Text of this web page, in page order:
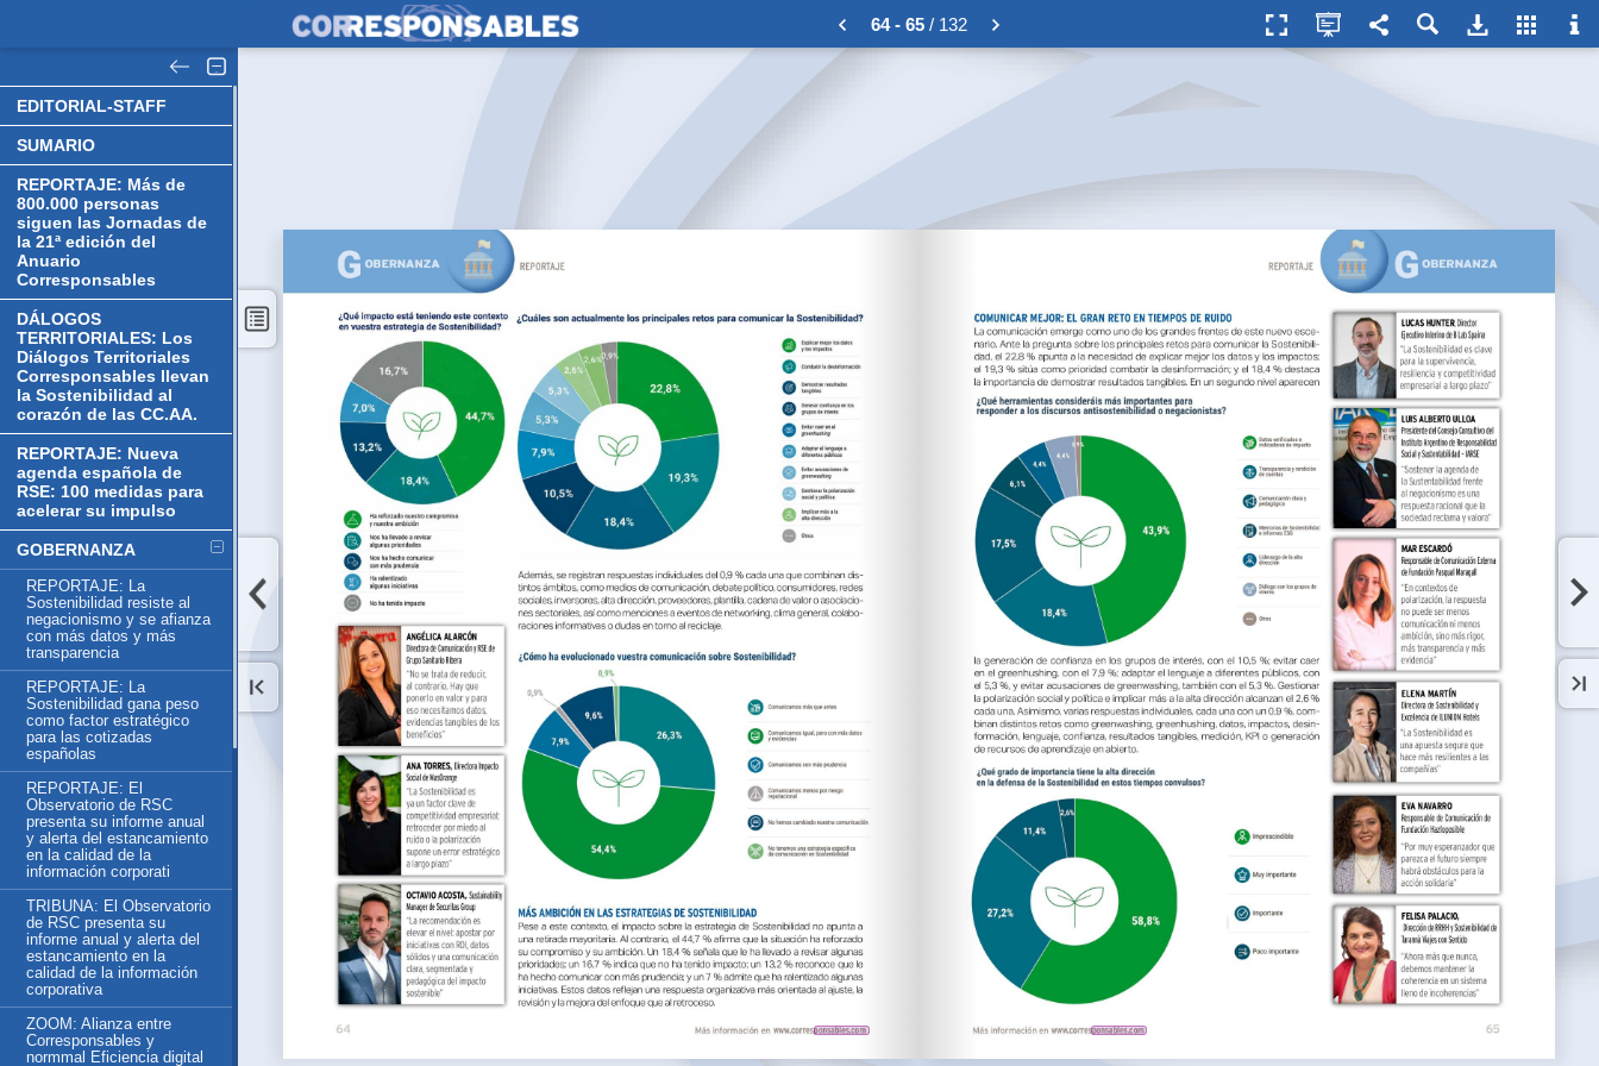
64 - 65/ 132
EDITORIAL-STAFF
SUMARIO
REPORTAJE: Más de
800.000 personas
siguen las Jornadas de
la 21ª edición del
Anuario
Corresponsables
DÁLOGOS
TERRITORIALES: Los
Diálogos Territoriales
Corresponsables llevan
la Sostenibilidad al
corazón de las CC.AA.
REPORTAJE: Nueva
agenda española de
RSE: 100 medidas para
acelerar su impulso
GOBERNANZA
REPORTAJE: La
Sostenibilidad resiste al
negacionismo y se afianza
con más datos y más
transparencia
REPORTAJE: La
Sostenibilidad gana peso
como factor estratégico
para las cotizadas
españolas
REPORTAJE: El
Observatorio de RSC
presenta su informe anual
y alerta del estancamiento
en la calidad de la
información corporati
TRIBUNA: El Observatorio
de RSC presenta su
informe anual y alerta del
estancamiento en la
calidad de la información
corporativa
ZOOM: Alianza entre
Corresponsables y
normmal Eficiencia digital